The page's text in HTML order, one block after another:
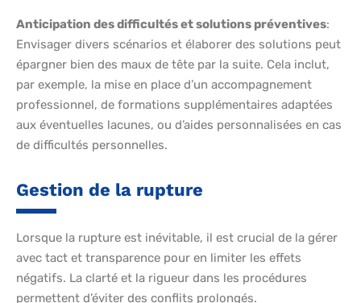
Anticipation des difficultés et solutions préventives:
Envisager divers scénarios et élaborer des solutions peut
épargner bien des maux de tête par la suite. Cela inclut,
par exemple, la mise en place d’un accompagnement
professionnel, de formations supplémentaires adaptées
aux éventuelles lacunes, ou d’aides personnalisées en cas
de difficultés personnelles.
Gestion de la rupture
Lorsque la rupture est inévitable, il est crucial de la gérer
avec tact et transparence pour en limiter les effets
négatifs. La clarté et la rigueur dans les procédures
permettent d’éviter des conflits prolongés.